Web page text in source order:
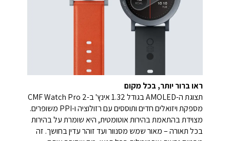
ראו ברור יותר, בכל מקום
תצוגת ה-AMOLED בגודל 1.32 אינץ' ב-CMF Watch Pro 2
מספקת ויזואלים חדים ותוססים עם רזולוציה ו-PPI משופרים.
מצוידת בהתאמת בהירות אוטומטית, היא שומרת על בהירות
בכל תאורה – מאור שמש מסנוור ועד זוהר עדין בחושך. זה